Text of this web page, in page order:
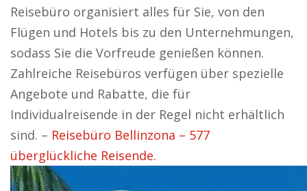
Reisebüro organisiert alles für Sie, von den
Flügen und Hotels bis zu den Unternehmungen,
sodass Sie die Vorfreude genießen können.
Zahlreiche Reisebüros verfügen über spezielle
Angebote und Rabatte, die für
Individualreisende in der Regel nicht erhältlich
sind. – Reisebüro Bellinzona – 577
überglückliche Reisende.